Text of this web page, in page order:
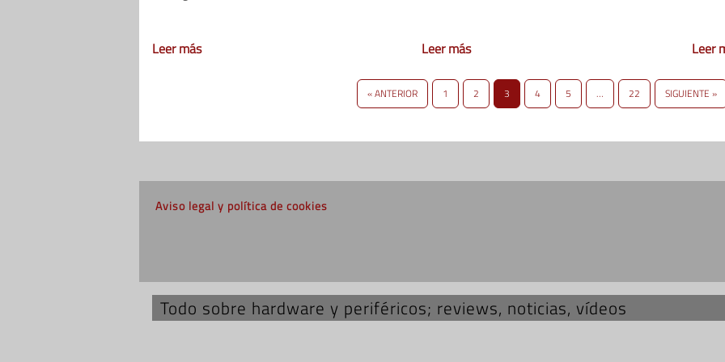
Leer más Leer más Leer
« ANTERIOR 1 2 3 4 5 … 22 SIGUIENTE »
Aviso legal y política de cookies
Todo sobre hardware y periféricos; reviews, noticias, vídeos